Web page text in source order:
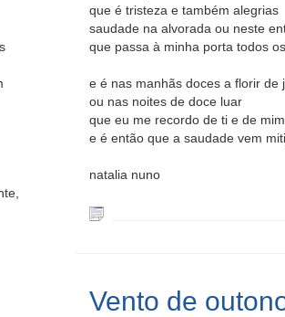
que é tristeza e também alegrias
saudade na alvorada ou neste
que passa à minha porta todos
e é nas manhãs doces a florir de
ou nas noites de doce luar
que eu me recordo de ti e de mim
e é então que a saudade vem
natalia nuno
Vento de